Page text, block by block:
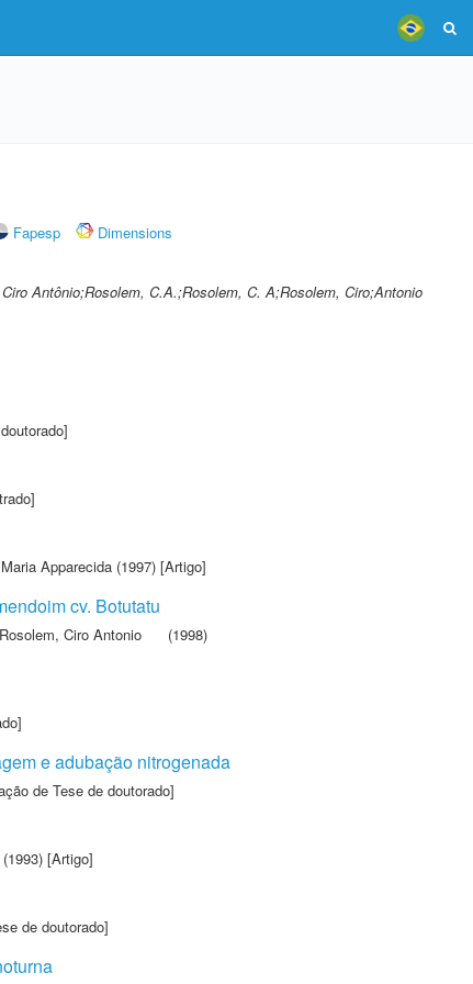
Fapesp
Dimensions
Antônio;Rosolem, C.A.;Rosolem, C. A;Rosolem, Ciro;Antonio
Apparecida (1997) [Artigo]
cv. Botutatu
Rosolem, Ciro Antonio
(1998)
e adubação nitrogenada
de Tese de doutorado]
(1993) [Artigo]
de doutorado]